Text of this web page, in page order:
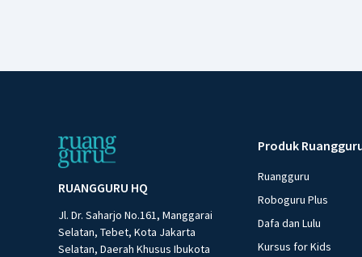
RUANGGURU HQ
Jl. Dr. Saharjo No.161, Manggarai
Selatan, Tebet, Kota Jakarta
Selatan, Daerah Khusus Ibukota
Produk
Ruangguru
Roboguru Plus
Dafa dan Lulu
Kursus for Kids